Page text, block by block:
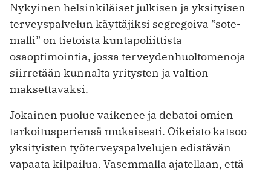
Nykyinen helsinkiläiset julkisen ja yksityisen
terveyspalvelun käyttäjiksi segregoiva ”sote-
malli” on tietoista kuntapoliittista
osaoptimointia, jossa terveydenhuoltomenoja
siirretään kunnalta yritysten ja valtion
maksettavaksi.
Jokainen puolue vaikenee ja debatoi omien
tarkoitusperiensä mukaisesti. Oikeisto katsoo
yksityisten työterveyspalvelujen edistävän ­
vapaata kilpailua. Vasemmalla ajatellaan, että